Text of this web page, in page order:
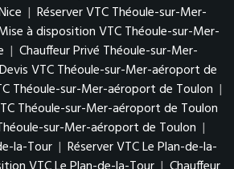
| Réserver VTC Théoule-sur-Mer-
à disposition VTC Théoule-sur-Mer-
| Chauffeur Privé Théoule-sur-Mer-
Devis VTC Théoule-sur-Mer-aéroport de
Théoule-sur-Mer-aéroport de Toulon |
Théoule-sur-Mer-aéroport de Toulon
sur-Mer-aéroport de Toulon |
la-Tour | Réserver VTC Le Plan-de-la-